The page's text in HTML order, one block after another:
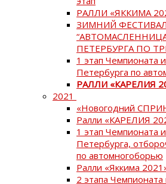
РАЛЛИ «ЯККИМА
ЗИМНИЙ
ПЕТЕРБУРГА ПО
1 этап Чемпионата
Петербурга по
РАЛЛИ «КАРЕЛИЯ
2021
«Новогодний
Ралли «КАРЕЛИЯ
1 этап Чемпионата
Петербурга,
по автомногоборью
Ралли «Яккима
2 этапа